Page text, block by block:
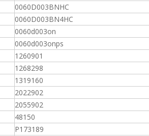
0060D003BNHC
0060D003BN4HC
0060d003on
0060d003onps
1260901
1268298
1319160
2022902
2055902
48150
P173189